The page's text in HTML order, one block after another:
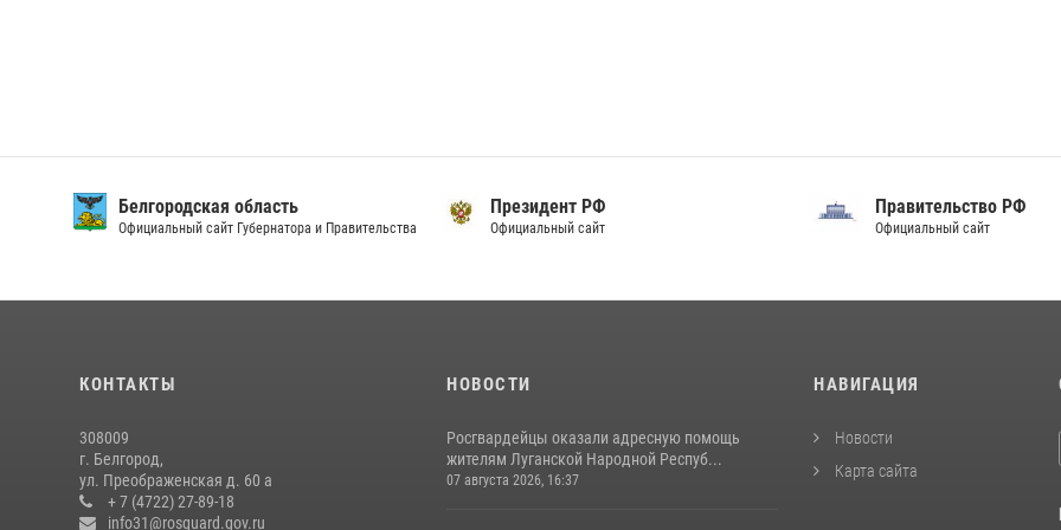
Белгородская область
Официальный сайт Губернатора и Правительства
Президент РФ
Официальный сайт
Правительство РФ
Официальный сайт
КОНТАКТЫ
308009
г. Белгород,
ул. Преображенская д. 60 а
+ 7 (4722) 27-89-18
info31@rosguard.gov.ru
НОВОСТИ
Росгвардейцы оказали адресную помощь
жителям Луганской Народной Респуб...
07 августа 2026, 16:37
НАВИГАЦИЯ
Новости
Карта сайта